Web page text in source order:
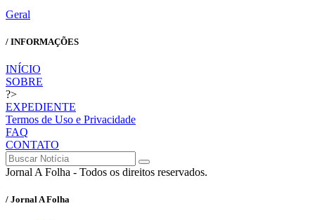
Geral
/ INFORMAÇÕES
INÍCIO
SOBRE
?>
EXPEDIENTE
Termos de Uso e Privacidade
FAQ
CONTATO
Jornal A Folha - Todos os direitos reservados.
/ Jornal A Folha